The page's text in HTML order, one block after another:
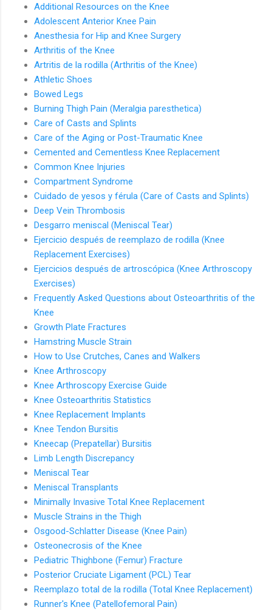
Additional Resources on the Knee
Adolescent Anterior Knee Pain
Anesthesia for Hip and Knee Surgery
Arthritis of the Knee
Artritis de la rodilla (Arthritis of the Knee)
Athletic Shoes
Bowed Legs
Burning Thigh Pain (Meralgia paresthetica)
Care of Casts and Splints
Care of the Aging or Post-Traumatic Knee
Cemented and Cementless Knee Replacement
Common Knee Injuries
Compartment Syndrome
Cuidado de yesos y férula (Care of Casts and Splints)
Deep Vein Thrombosis
Desgarro meniscal (Meniscal Tear)
Ejercicio después de reemplazo de rodilla (Knee
Replacement Exercises)
Ejercicios después de artroscópica (Knee Arthroscopy
Exercises)
Frequently Asked Questions about Osteoarthritis of the
Knee
Growth Plate Fractures
Hamstring Muscle Strain
How to Use Crutches, Canes and Walkers
Knee Arthroscopy
Knee Arthroscopy Exercise Guide
Knee Osteoarthritis Statistics
Knee Replacement Implants
Knee Tendon Bursitis
Kneecap (Prepatellar) Bursitis
Limb Length Discrepancy
Meniscal Tear
Meniscal Transplants
Minimally Invasive Total Knee Replacement
Muscle Strains in the Thigh
Osgood-Schlatter Disease (Knee Pain)
Osteonecrosis of the Knee
Pediatric Thighbone (Femur) Fracture
Posterior Cruciate Ligament (PCL) Tear
Reemplazo total de la rodilla (Total Knee Replacement)
Runner's Knee (Patellofemoral Pain)